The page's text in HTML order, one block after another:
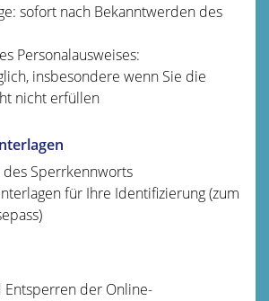
sofort nach Bekanntwerden des
Personalausweises:
insbesondere wenn Sie die
nicht erfüllen
des Sperrkennworts
für Ihre Identifizierung (zum
Entsperren der Online-